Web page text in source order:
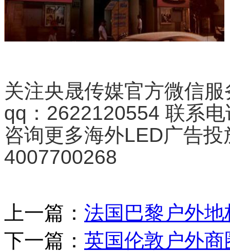
关注央晟传媒官方微信
qq：2622120554 联系
咨询更多海外LED广告
4007700268
上一篇： 法国巴黎户外
下一篇： 英国伦敦户外